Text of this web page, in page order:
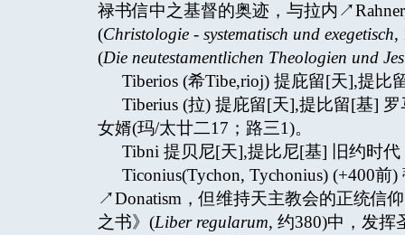
禄书信中之基督的奥迹，与拉内
(Christologie - systematisch und exegetisch,
(Die neutestamentlichen Theologien und
Tiberios (希Tibe,rioj) 提庇留[天],提比
Tiberius (拉) 提庇留[天],提比留[基]
女婿(玛/太廿二17；路三1)。
Tibni 提贝尼[天],提比尼[基] 旧约时
Ticonius(Tychon, Tychonius) (+400
↗Donatism，但维持天主教会的正统信
之书》(Liber regularum, 约380)中，发